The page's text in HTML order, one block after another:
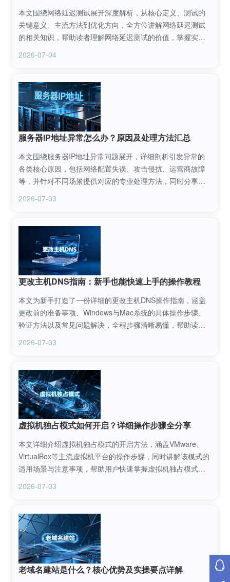
本文围绕网络延迟测试展开深度解析，从核心定义、测试的
关键意义、主流方法到优化方向，全方位讲解网络延迟测试
的相关知识，帮助读者理解网络延迟测试的价值，掌握实用
2026-07-04
服务器IP地址异常怎么办？原因及处理方法汇总
本文围绕服务器IP地址异常问题展开，详细剖析引发异常的
各类核心原因，包括网络配置失误、攻击侵扰、运营商故障
等，并针对不同场景提供对应的专业处理方法，同时分享日
2026-07-03
更改主机DNS指南：新手也能快速上手的操作教程
本文为新手打造了一份详细的更改主机DNS操作指南，涵盖
更改前的准备事项、Windows与Mac系统的具体操作步骤、
验证方法以及常见问题解决，全程步骤清晰易懂，帮助读者
2026-07-03
虚拟机独占模式如何开启？详细操作步骤全分享
本文详细介绍虚拟机独占模式的开启方法，涵盖VMware、
VirtualBox等主流虚拟机平台的操作步骤，同时讲解该模式的
适用场景与注意事项，帮助用户快速掌握虚拟机独占模式的
2026-07-03
老域名建站是什么？核心优势及实操要点详解